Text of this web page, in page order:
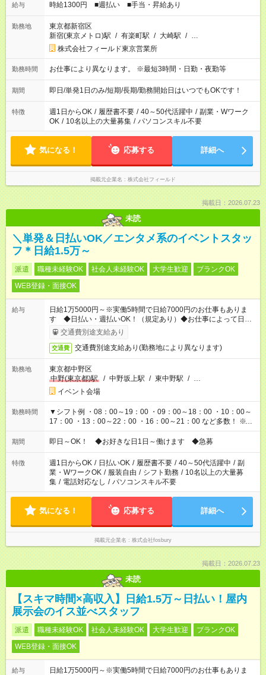
給与 時給1300円 ■週払い ■手当・昇給あり
勤務地
東京都新宿区
新宿(東京メトロ)駅 / 有楽町駅 / 大崎駅 / …
株式会社フィールド東京営業所
勤務時間 お仕事により異なります。 ※最短3時間・日勤・夜勤等
期間 即日/単発1日のみ/短期/長期/勤務開始日はいつでもOKです！
特徴 週1日からOK / 履歴書不要 / 40～50代活躍中 / 副業・Wワーク
OK / 10名以上の大量募集 / パソコンスキル不要
気になる！ 応募する 詳細へ
掲載元企業名 株式会社フィールド
掲載日：2026.07.23
未読
＼単発＆日払いOK／エンタメ系のイベントスタッ
フ＊日給1.5万～
派遣 職種未経験OK 社会人未経験OK 大学生歓迎
ブランクOK
WEB登録・面接OK
給与
日給1万5000円～※実働5時間で日給7000円のお仕事もありま
す ◆日払い・週払いOK！（規定あり）◆お仕事によって日給も
異なります
交通費別途支給あり
交通費 交通費別途支給あり(勤務地により異なります)
勤務地
東京都中野区
中野(東京都)駅
/ 中野坂上駅 / 東中野駅 / …
イベント会場
勤務時間
▼シフト例 ・08：00～19：00 ・09：00～18：00 ・10：00～
17：00 ・13：00～22：00 ・16：00～21：00 など多数！ ※お
仕事により勤務時間が異なります
期間 即日～OK！ ◆お好きな日1日～働けます ◆急募
特徴 週1日からOK / 日払いOK / 履歴書不要 / 40～50代活躍中 / 副
業・WワークOK / 服装自由 / シフト勤務 / 10名以上の大量募
集 / 電話対応なし / パソコンスキル不要
気になる！ 応募する 詳細へ
掲載元企業名 株式会社fosbury
掲載日：2026.07.23
未読
【スキマ時間×高収入】日給1.5万～日払い！屋内
展示会のイス並べスタッフ
派遣 職種未経験OK 社会人未経験OK 大学生歓迎
ブランクOK
WEB登録・面接OK
給与
日給1万5000円～※実働5時間で日給7000円のお仕事もありま